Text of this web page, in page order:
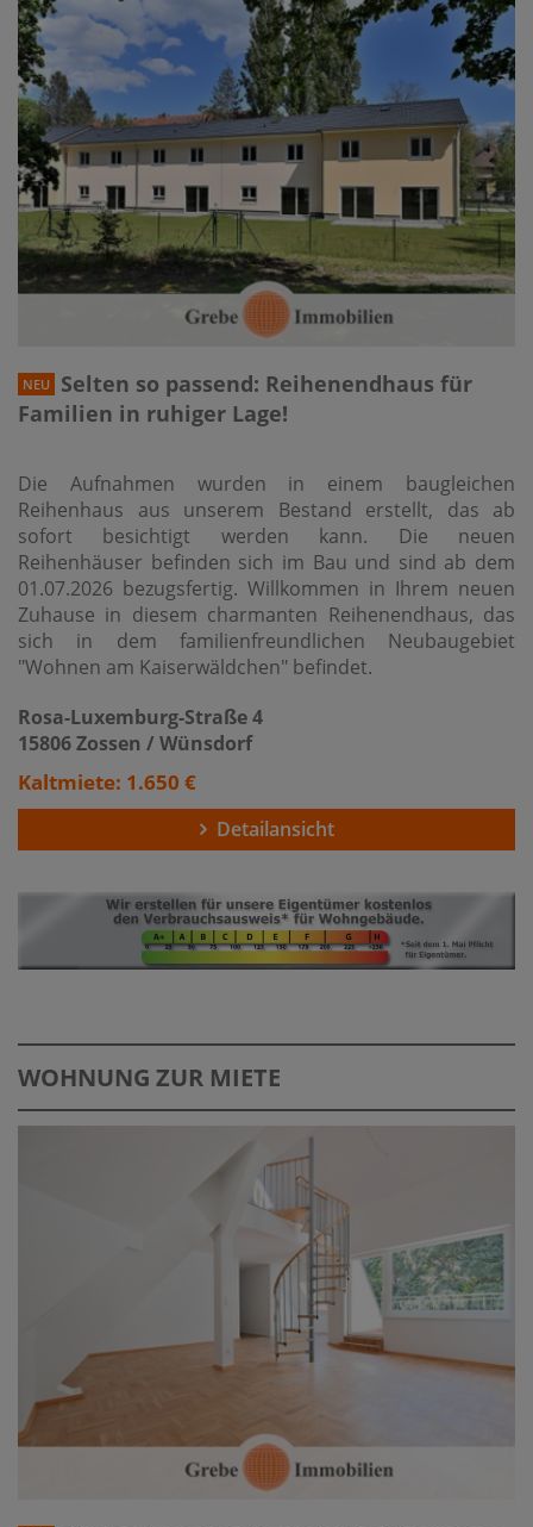
NEU
Selten so passend: Reihenendhaus für
Familien in ruhiger Lage!
Die Aufnahmen wurden in einem baugleichen
Reihenhaus aus unserem Bestand erstellt, das ab
sofort besichtigt werden kann. Die neuen
Reihenhäuser befinden sich im Bau und sind ab dem
01.07.2026 bezugsfertig. Willkommen in Ihrem neuen
Zuhause in diesem charmanten Reihenendhaus, das
sich in dem familienfreundlichen Neubaugebiet
"Wohnen am Kaiserwäldchen" befindet.
Rosa-Luxemburg-Straße 4
15806 Zossen / Wünsdorf
Kaltmiete: 1.650 €
Detailansicht
WOHNUNG ZUR MIETE